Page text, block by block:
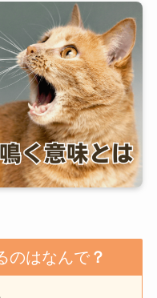
のはなんで？